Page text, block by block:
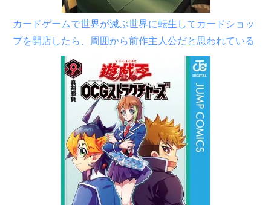
カードゲームで世界が滅ぶ世界に転生してカードショッ
プを開店したら、周囲から前作主人公だと思われている